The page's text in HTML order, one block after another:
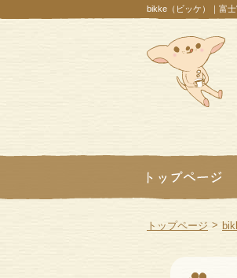
bikke（ビッケ）｜富
トップページ >